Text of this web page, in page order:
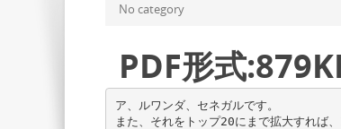
No category
PDF形式
ア、ルワンダ、セネガルです。
また、それをトップ20にまで拡大すれば